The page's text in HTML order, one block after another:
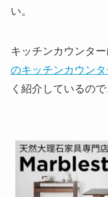
い。
キッチンカウンター
のキッチンカウン
く紹介しているの